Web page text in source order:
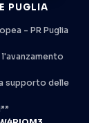
PUGLIA
- PR Puglia
l'avanzamento
supporto delle